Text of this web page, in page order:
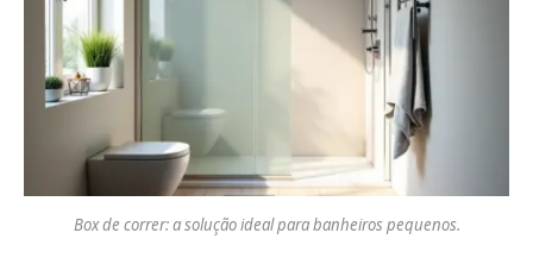
Box de correr: a solução ideal para banheiros pequenos.